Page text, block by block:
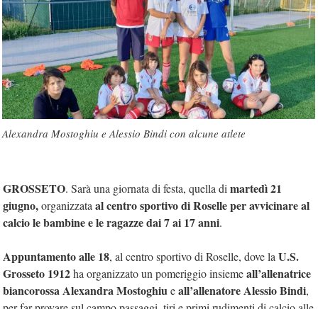
Alexandra Mostoghiu e Alessio Bindi con alcune atlete
GROSSETO. Sarà una giornata di festa, quella di martedì 21
giugno,organizzata al centro sportivo di Roselle per avvicinare al
calcio le bambine e le ragazze dai 7 ai 17 anni.
Appuntamento alle 18, al centro sportivo di Roselle, dove la U.S.
Grosseto 1912ha organizzato un pomeriggio insiemeall’allenatrice
biancorossa Alexandra Mostoghiueall’allenatore Alessio Bindi,